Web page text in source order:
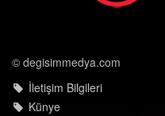
© degisimmedya.com
İletişim Bilgileri
Künye